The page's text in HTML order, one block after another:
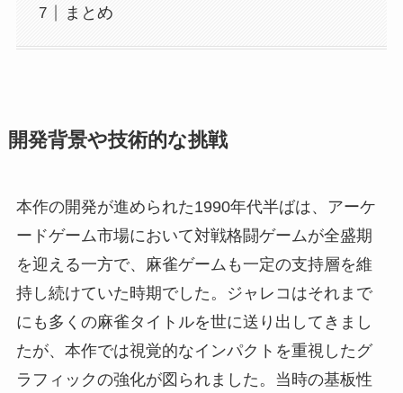
まとめ
開発背景や技術的な挑戦
本作の開発が進められた1990年代半ばは、アーケ
ードゲーム市場において対戦格闘ゲームが全盛期
を迎える一方で、麻雀ゲームも一定の支持層を維
持し続けていた時期でした。ジャレコはそれまで
にも多くの麻雀タイトルを世に送り出してきまし
たが、本作では視覚的なインパクトを重視したグ
ラフィックの強化が図られました。当時の基板性